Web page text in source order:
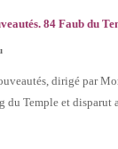
84 Faub du
dirigé par
du Temple et disparut